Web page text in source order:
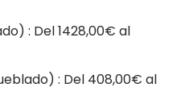
: Del 1428,00€ al
: Del 408,00€ al